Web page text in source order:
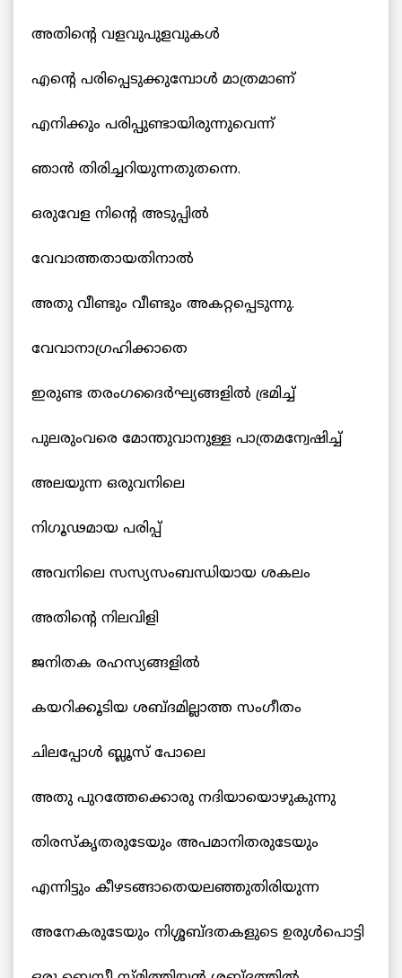
അതിന്‍റെ വളവുപുളവുകള്‍
എന്‍റെ പരിപ്പെടുക്കുമ്പോള്‍ മാത്രമാണ്
എനിക്കും പരിപ്പുണ്ടായിരുന്നുവെന്ന്
ഞാന്‍ തിരിച്ചറിയുന്നതുതന്നെ.
ഒരുവേള നിന്‍റെ അടുപ്പില്‍
വേവാത്തതായതിനാല്‍
അതു വീണ്ടും വീണ്ടും അകറ്റപ്പെടുന്നു.
വേവാനാഗ്രഹിക്കാതെ
ഇരുണ്ട തരംഗദൈര്‍ഘ്യങ്ങളില്‍ ഭ്രമിച്ച്
പുലരുംവരെ മോന്തുവാനുള്ള പാത്രമന്വേഷിച്ച്
അലയുന്ന ഒരുവനിലെ
നിഗൂഢമായ പരിപ്പ്
അവനിലെ സസ്യസംബന്ധിയായ ശകലം
അതിന്‍റെ നിലവിളി
ജനിതക രഹസ്യങ്ങളില്‍
കയറിക്കൂടിയ ശബ്ദമില്ലാത്ത സംഗീതം
ചിലപ്പോള്‍ ബ്ലൂസ് പോലെ
അതു പുറത്തേക്കൊരു നദിയായൊഴുകുന്നു
തിരസ്കൃതരുടേയും അപമാനിതരുടേയും
എന്നിട്ടും കീഴടങ്ങാതെയലഞ്ഞുതിരിയുന്ന
അനേകരുടേയും നിശ്ശബ്ദതകളുടെ ഉരുള്‍പൊട്ടി